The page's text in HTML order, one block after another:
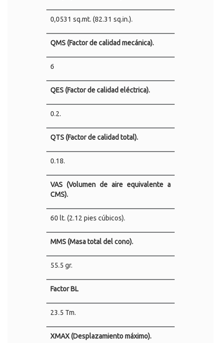
0,0531 sq.mt. (82.31 sq.in.).
QMS (Factor de calidad mecánica).
6
QES (Factor de calidad eléctrica).
0.2.
QTS (Factor de calidad total).
0.18.
VAS (Volumen de aire equivalente a
CMS).
60 lt. (2.12 pies cúbicos).
MMS (Masa total del cono).
55.5 gr.
Factor BL
23.5 Tm.
XMAX (Desplazamiento máximo).